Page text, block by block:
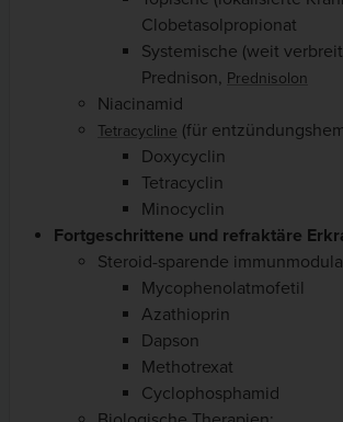
Clobetasolpropionat
Systemische (weit
Prednison, Prednisolon
Niacinamid
Tetracycline (für
Doxycyclin
Tetracyclin
Minocyclin
Fortgeschrittene und refraktäre
Steroid-sparende
Mycophenolatmofetil
Azathioprin
Dapson
Methotrexat
Cyclophosphamid